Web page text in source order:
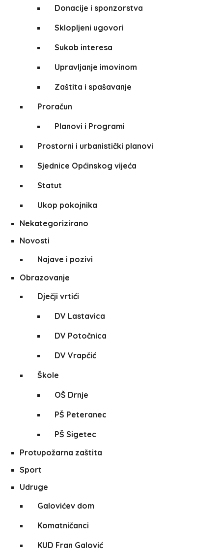
Donacije i sponzorstva
Sklopljeni ugovori
Sukob interesa
Upravljanje imovinom
Zaštita i spašavanje
Proračun
Planovi i Programi
Prostorni i urbanistički planovi
Sjednice Općinskog vijeća
Statut
Ukop pokojnika
Nekategorizirano
Novosti
Najave i pozivi
Obrazovanje
Dječji vrtići
DV Lastavica
DV Potočnica
DV Vrapčić
Škole
OŠ Drnje
PŠ Peteranec
PŠ Sigetec
Protupožarna zaštita
Sport
Udruge
Galovićev dom
Komatničanci
KUD Fran Galović